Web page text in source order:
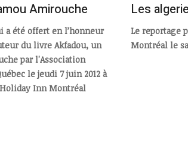
Amirouche
a été offert en l’honneur
du livre Akfadou, un
par l'Association
le jeudi 7 juin 2012 à
Inn Montréal
Les
Le reportage
Montréal le